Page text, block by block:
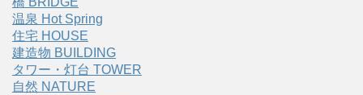
温泉 Hot Spring
住宅 HOUSE
建造物 BUILDING
タワー・灯台 TOWER
自然 NATURE